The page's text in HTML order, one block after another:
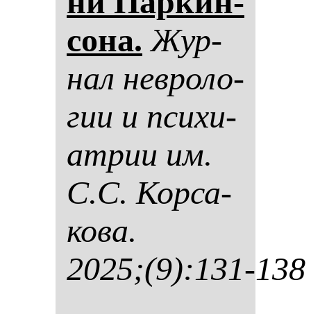
со­на. Жур­
нал нев­ро­ло­
гии и пси­хи­
ат­рии им.
С.С. Кор­са­
ко­ва.
2025;(9):131-138